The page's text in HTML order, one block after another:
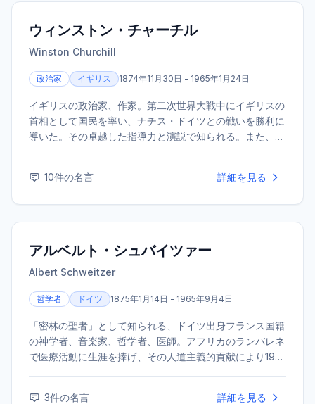
ウィンストン・チャーチル
Winston Churchill
政治家 イギリス 1874年11月30日 - 1965年1月24日
イギリスの政治家、作家。第二次世界大戦中にイギリスの
首相として国民を率い、ナチス・ドイツとの戦いを勝利に
導いた。その卓越した指導力と演説で知られる。また、優
10件の名言 詳細を見る
アルベルト・シュバイツァー
Albert Schweitzer
哲学者 ドイツ 1875年1月14日 - 1965年9月4日
「密林の聖者」として知られる、ドイツ出身フランス国籍
の神学者、音楽家、哲学者、医師。アフリカのランバレネ
で医療活動に生涯を捧げ、その人道主義的貢献により1952
3件の名言 詳細を見る